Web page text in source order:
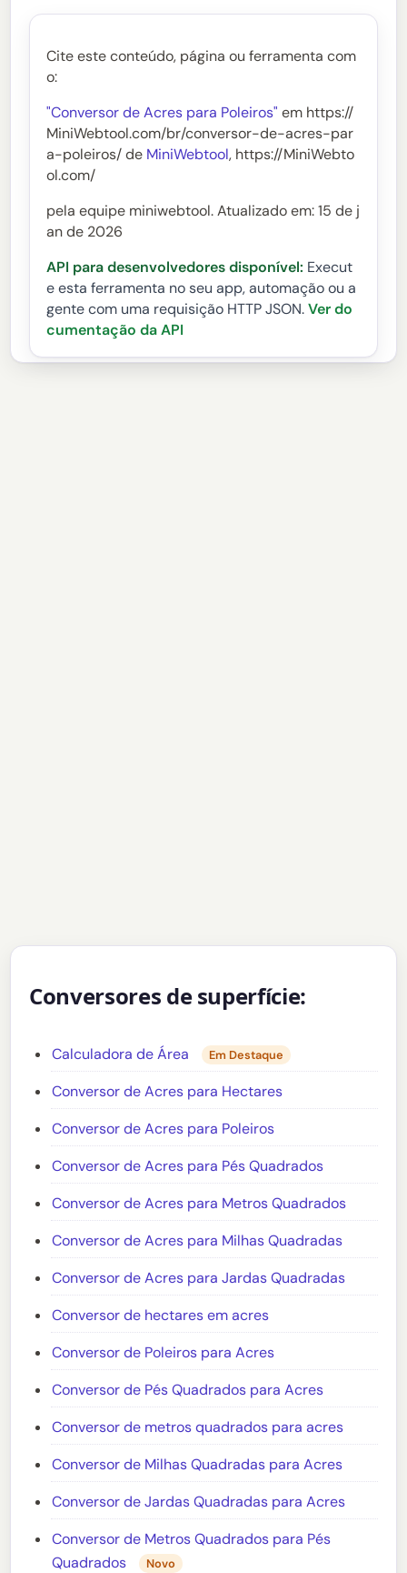
Cite este conteúdo, página ou ferramenta com
o:
"Conversor de Acres para Poleiros" em https://
MiniWebtool.com/br/conversor-de-acres-par
a-poleiros/ de MiniWebtool, https://MiniWebto
ol.com/
pela equipe miniwebtool. Atualizado em: 15 de j
an de 2026
API para desenvolvedores disponível: Execut
e esta ferramenta no seu app, automação ou a
gente com uma requisição HTTP JSON. Ver do
cumentação da API
Conversores de superfície:
Calculadora de Área Em Destaque
Conversor de Acres para Hectares
Conversor de Acres para Poleiros
Conversor de Acres para Pés Quadrados
Conversor de Acres para Metros Quadrados
Conversor de Acres para Milhas Quadradas
Conversor de Acres para Jardas Quadradas
Conversor de hectares em acres
Conversor de Poleiros para Acres
Conversor de Pés Quadrados para Acres
Conversor de metros quadrados para acres
Conversor de Milhas Quadradas para Acres
Conversor de Jardas Quadradas para Acres
Conversor de Metros Quadrados para Pés
Quadrados
Novo